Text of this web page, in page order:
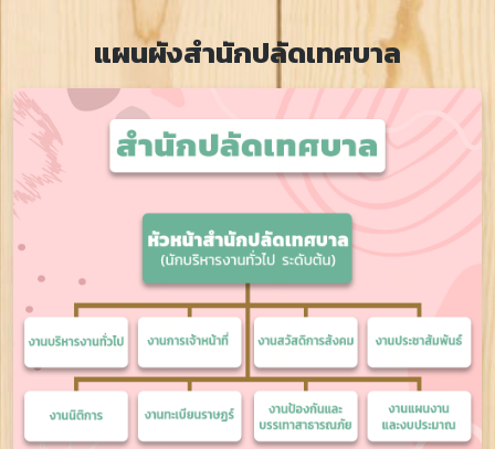
แผนผังสำนักปลัดเทศบาล